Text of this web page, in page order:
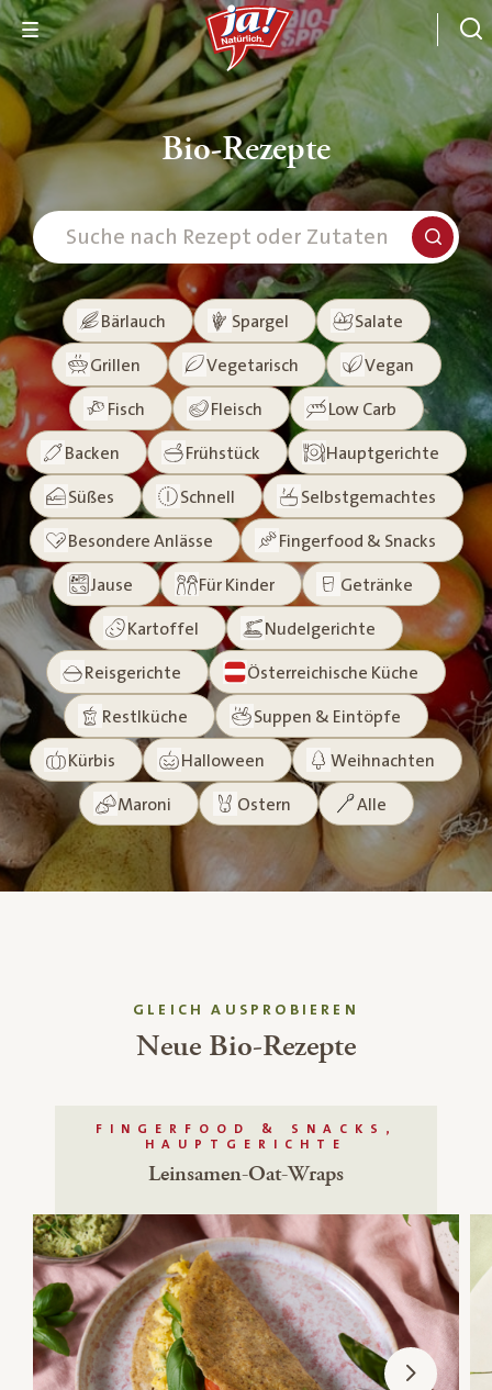
Bio-Rezepte
Bärlauch Spargel Salate
Grillen Vegetarisch Vegan
Fisch Fleisch Low Carb
Backen Frühstück Hauptgerichte
Süßes Schnell Selbstgemachtes
Besondere Anlässe Fingerfood & Snacks
Jause Für Kinder Getränke
Kartoffel Nudelgerichte
Reisgerichte Österreichische Küche
Restlküche Suppen & Eintöpfe
Kürbis Halloween Weihnachten
Maroni Ostern Alle
GLEICH AUSPROBIEREN
Neue Bio-Rezepte
FINGERFOOD & SNACKS,
HAUPTGERICHTE
Leinsamen-Oat-Wraps